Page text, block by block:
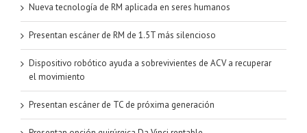
Nueva tecnología de RM aplicada en seres humanos
Presentan escáner de RM de 1.5T más silencioso
Dispositivo robótico ayuda a sobrevivientes de ACV a recuperar
el movimiento
Presentan escáner de TC de próxima generación